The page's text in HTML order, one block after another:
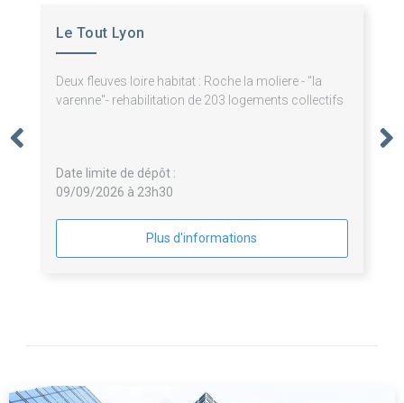
Le Tout Lyon
Deux fleuves loire habitat : Roche la moliere - "la
varenne"- rehabilitation de 203 logements collectifs
Date limite de dépôt :
09/09/2026 à 23h30
Plus d'informations